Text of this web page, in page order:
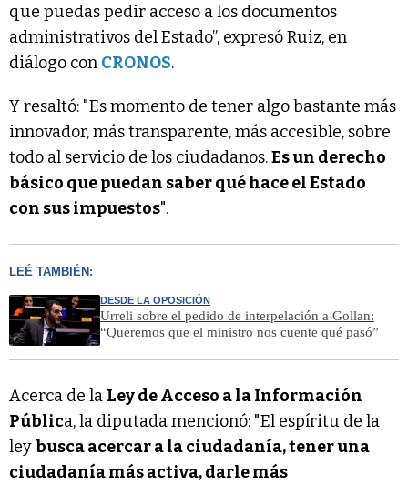
que puedas pedir acceso a los documentos
administrativos del Estado”, expresó Ruiz, en
diálogo con CRONOS.
Y resaltó: "Es momento de tener algo bastante más
innovador, más transparente, más accesible, sobre
todo al servicio de los ciudadanos.Es un derecho
básico que puedan saber qué hace el Estado
con sus impuestos".
LEÉ TAMBIÉN:
DESDE LA OPOSICIÓN
Urreli sobre el pedido de interpelación a Gollan:
“Queremos que el ministro nos cuente qué pasó”
Acerca de la Ley de Acceso a la Información
Pública, la diputada mencionó: "El espíritu de la
leybusca acercar a la ciudadanía, tener una
ciudadanía más activa, darle más